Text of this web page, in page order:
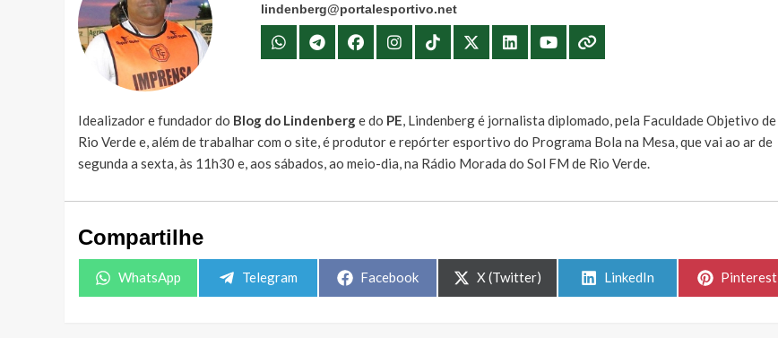
lindenberg@portalesportivo.net
Idealizador e fundador do Blog do Lindenberge do PE, Lindenberg é jornalista diplomado, pela Faculdade Objetivo de
Rio Verde e, além de trabalhar com o site, é produtor e repórter esportivo do Programa Bola na Mesa, que vai ao ar de
segunda a sexta, às 11h30 e, aos sábados, ao meio-dia, na Rádio Morada do Sol FM de Rio Verde.
Compartilhe
Share
WhatsApp
Share
Telegram
Share
Facebook
Share
X (Twitter)
Share
LinkedIn
Share
Pinterest